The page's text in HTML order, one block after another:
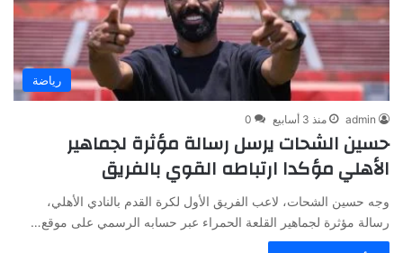
رياضة
admin منذ 3 أسابيع 0
حسين الشحات يرسل رسالة مؤثرة لجماهير
الأهلي مؤكدا ارتباطه القوي بالفريق
وجه حسين الشحات، لاعب الفريق الأول لكرة القدم بالنادي الأهلي،
رسالة مؤثرة لجماهير القلعة الحمراء عبر حسابه الرسمي على موقع…